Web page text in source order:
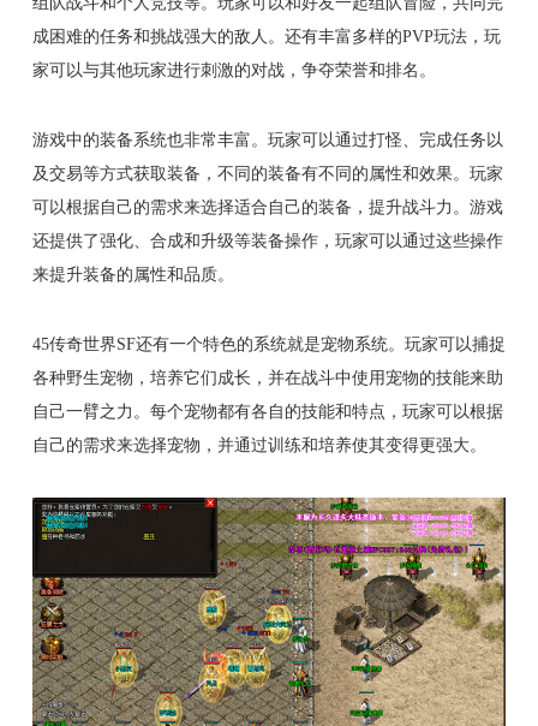
成困难的任务和挑战强大的敌人。还有丰富多样的PVP玩法，玩
家可以与其他玩家进行刺激的对战，争夺荣誉和排名。
游戏中的装备系统也非常丰富。玩家可以通过打怪、完成任务以
及交易等方式获取装备，不同的装备有不同的属性和效果。玩家
可以根据自己的需求来选择适合自己的装备，提升战斗力。游戏
还提供了强化、合成和升级等装备操作，玩家可以通过这些操作
来提升装备的属性和品质。
45传奇世界SF还有一个特色的系统就是宠物系统。玩家可以捕捉
各种野生宠物，培养它们成长，并在战斗中使用宠物的技能来助
自己一臂之力。每个宠物都有各自的技能和特点，玩家可以根据
自己的需求来选择宠物，并通过训练和培养使其变得更强大。